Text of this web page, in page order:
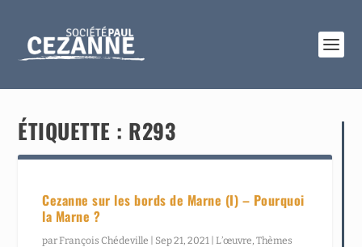
ÉTIQUETTE : R293
Cezanne sur les bords de Marne (I) – Pourquoi
la Marne ?
parFrançois Chédeville Sep 21, 2021 |L’œuvre,Thèmes